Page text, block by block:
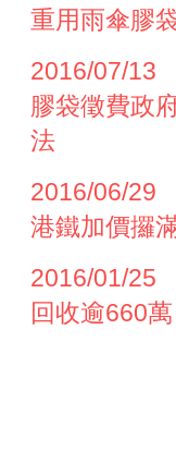
重用雨傘膠
2016/07/13
膠袋徵費政
法
2016/06/29
港鐵加價攞
2016/01/25
回收逾660